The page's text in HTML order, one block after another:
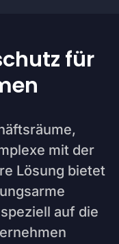
für
mit der
Lösung bietet
auf die